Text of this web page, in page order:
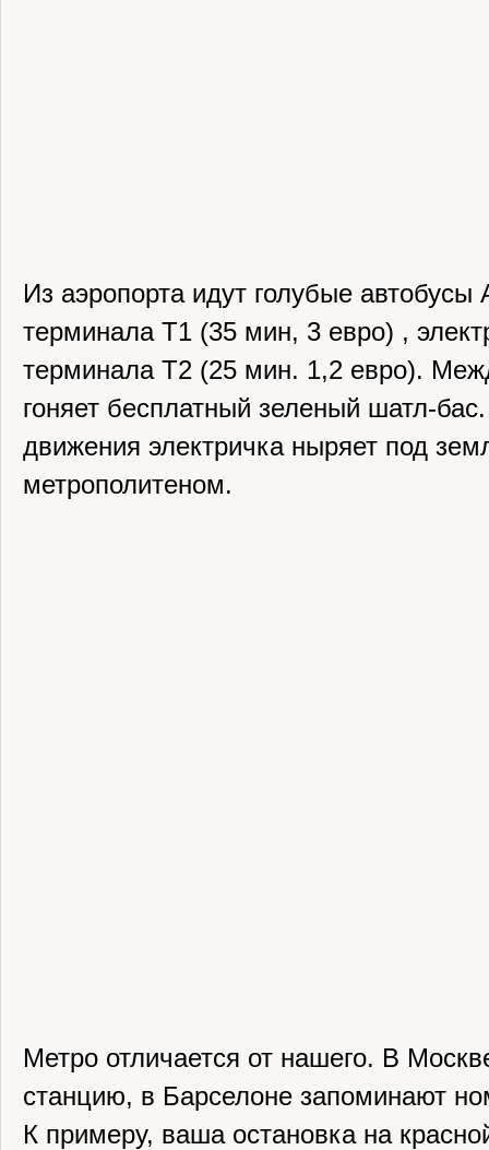
Из аэропорта идут голубые автобусы
терминала Т1 (35 мин, 3 евро) ,
терминала Т2 (25 мин. 1,2 евро).
гоняет бесплатный зеленый шатл-
движения электричка ныряет под
метрополитеном.
Метро отличается от нашего. В
станцию, в Барселоне запоминают
К примеру, ваша остановка на